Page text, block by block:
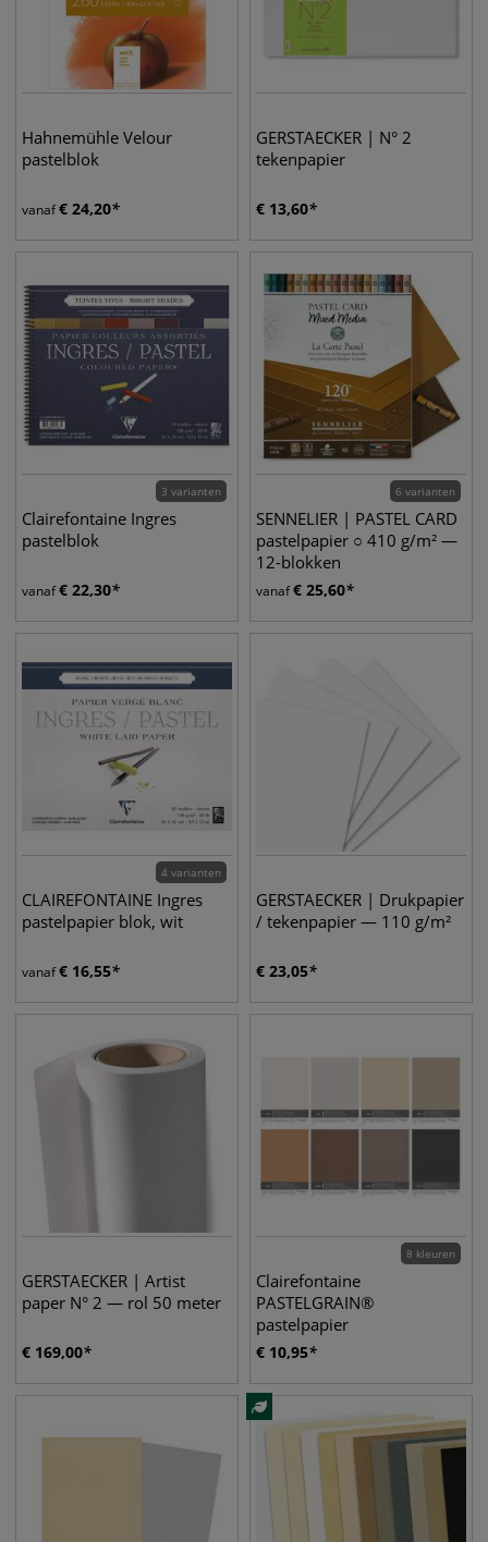
Hahnemühle Velour
pastelblok
vanaf€ 24,20
GERSTAECKER | N° 2
tekenpapier
€ 13,60
3 varianten
Clairefontaine Ingres
pastelblok
vanaf€ 22,30
6 varianten
SENNELIER | PASTEL CARD
pastelpapier ○ 410 g/m² —
12-blokken
vanaf€ 25,60
4 varianten
CLAIREFONTAINE Ingres
pastelpapier blok, wit
vanaf€ 16,55
GERSTAECKER | Drukpapier
/ tekenpapier — 110 g/m²
€ 23,05
GERSTAECKER | Artist
paper N° 2 — rol 50 meter
€ 169,00
8 kleuren
Clairefontaine
PASTELGRAIN®
pastelpapier
€ 10,95